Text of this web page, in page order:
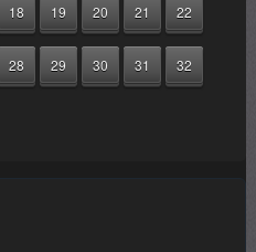
18 19 20 21 22
28 29 30 31 32